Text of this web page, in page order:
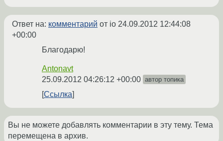
Ответ на: комментарий от io 24.09.2012 12:44:08
+00:00
Благодарю!
Antonavt
25.09.2012 04:26:12 +00:00 автор топика
Ссылка
Вы не можете добавлять комментарии в эту тему. Тема
перемещена в архив.